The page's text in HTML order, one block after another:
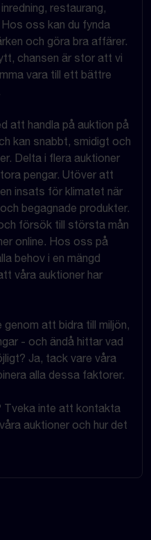
restaurang,
oss kan du fynda
och göra bra affärer.
chansen är stor att vi
vara till ett bättre
att handla på auktion på
kan snabbt, smidigt och
Delta i flera auktioner
pengar. Utöver att
insats för klimatet när
begagnade produkter.
försök till största mån
online. Hos oss på
behov i en mängd
våra auktioner har
att bidra till miljön,
- och ändå hittar vad
Ja, tack vare våra
alla dessa faktorer.
Tveka inte att kontakta
auktioner och hur det